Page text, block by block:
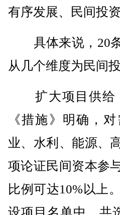
有序发展、民间投
具体来说，20条
从几个维度为民间
扩大项目供给
《措施》明确，
业、水利、能源、
项论证民间资本参
比例可达10%以上